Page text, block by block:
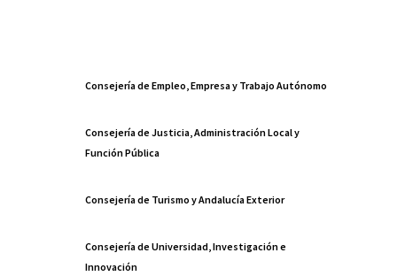
Consejería de Empleo, Empresa y Trabajo Autónomo
Consejería de Justicia, Administración Local y
Función Pública
Consejería de Turismo y Andalucía Exterior
Consejería de Universidad, Investigación e
Innovación